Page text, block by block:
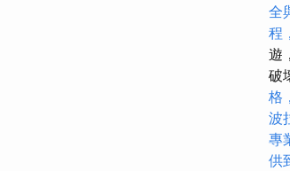
全
程
遊
破
格
波
專
供